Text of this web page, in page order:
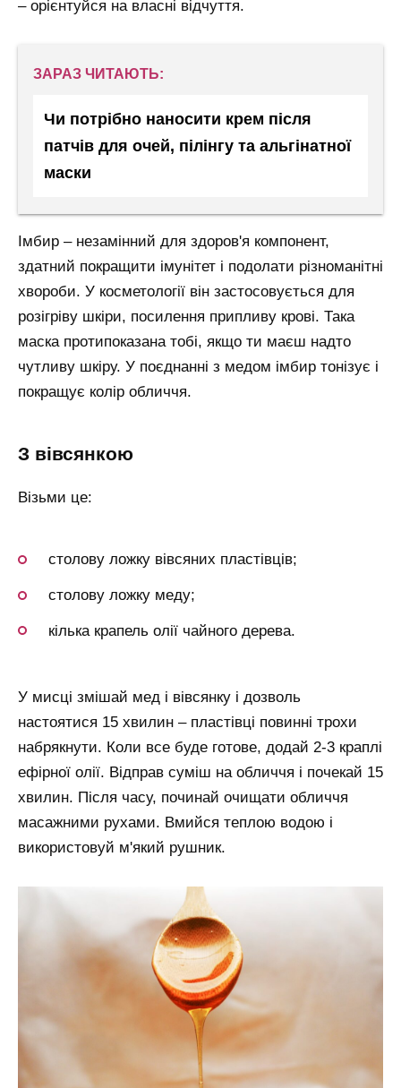
– орієнтуйся на власні відчуття.
ЗАРАЗ ЧИТАЮТЬ:
Чи потрібно наносити крем після
патчів для очей, пілінгу та альгінатної
маски
Імбир – незамінний для здоров'я компонент,
здатний покращити імунітет і подолати різноманітні
хвороби. У косметології він застосовується для
розігріву шкіри, посилення припливу крові. Така
маска протипоказана тобі, якщо ти маєш надто
чутливу шкіру. У поєднанні з медом імбир тонізує і
покращує колір обличчя.
з вівсянкою
Візьми це:
столову ложку вівсяних пластівців;
столову ложку меду;
кілька крапель олії чайного дерева.
У мисці змішай мед і вівсянку і дозволь
настоятися 15 хвилин – пластівці повинні трохи
набрякнути. Коли все буде готове, додай 2-3 краплі
ефірної олії. Відправ суміш на обличчя і почекай 15
хвилин. Після часу, починай очищати обличчя
масажними рухами. Вмийся теплою водою і
використовуй м'який рушник.